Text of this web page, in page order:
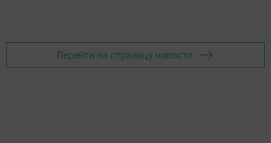
Перейти на страницу новости